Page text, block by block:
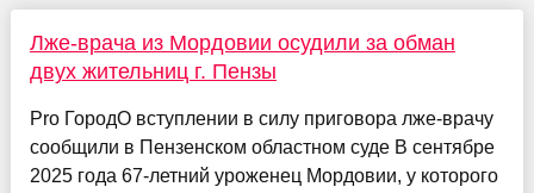
Лже-врача из Мордовии осудили за обман
двух жительниц г. Пензы
Pro ГородО вступлении в силу приговора лже-врачу
сообщили в Пензенском областном суде В сентябре
2025 года 67-летний уроженец Мордовии, у которого